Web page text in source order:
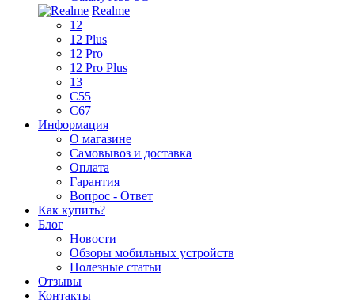
Realme
12
12 Plus
12 Pro
12 Pro Plus
13
C55
C67
Информация
О магазине
Самовывоз и доставка
Оплата
Гарантия
Вопрос - Ответ
Как купить?
Блог
Новости
Обзоры мобильных устройств
Полезные статьи
Отзывы
Контакты